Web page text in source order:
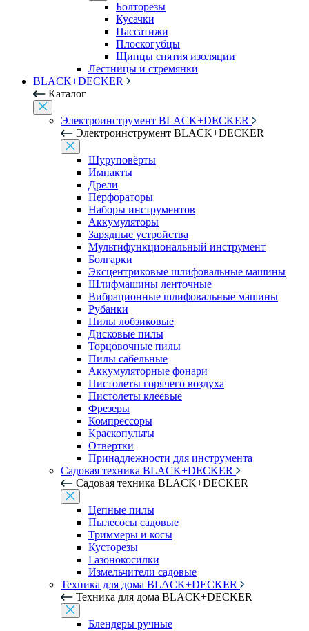
Болторезы
Кусачки
Пассатижи
Плоскогубцы
Щипцы снятия изоляции
Лестницы и стремянки
BLACK+DECKER
Каталог
Электроинструмент BLACK+DECKER
Электроинструмент BLACK+DECKER
Шуруповёрты
Импакты
Дрели
Перфораторы
Наборы инструментов
Аккумуляторы
Зарядные устройства
Мультифункциональный инструмент
Болгарки
Эксцентриковые шлифовальные машины
Шлифмашины ленточные
Вибрационные шлифовальные машины
Рубанки
Пилы лобзиковые
Дисковые пилы
Торцовочные пилы
Пилы сабельные
Аккумуляторные фонари
Пистолеты горячего воздуха
Пистолеты клеевые
Фрезеры
Компрессоры
Краскопульты
Отвертки
Принадлежности для инструмента
Садовая техника BLACK+DECKER
Садовая техника BLACK+DECKER
Цепные пилы
Пылесосы садовые
Триммеры и косы
Кусторезы
Газонокосилки
Измельчители садовые
Техника для дома BLACK+DECKER
Техника для дома BLACK+DECKER
Блендеры ручные